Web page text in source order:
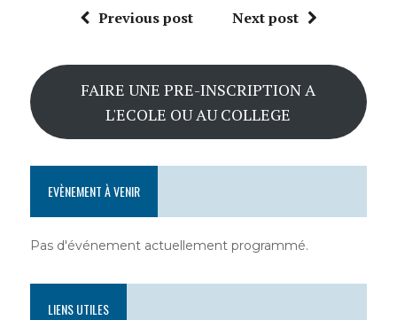
Previous post Next post
FAIRE UNE PRE-INSCRIPTION A
L'ECOLE OU AU COLLEGE
EVÈNEMENT À VENIR
Pas d'événement actuellement programmé.
LIENS UTILES